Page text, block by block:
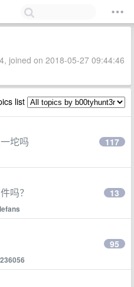
joined on 2018-05-27 09:44:46
list
坨吗 117
吗？ 13
95